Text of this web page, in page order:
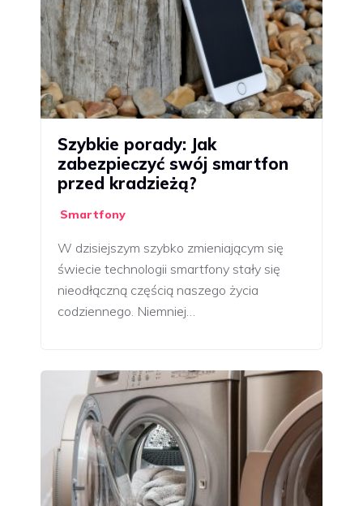
Szybkie porady: Jak
zabezpieczyć swój smartfon
przed kradzieżą?
Smartfony
W dzisiejszym szybko zmieniającym się
świecie technologii smartfony stały się
nieodłączną częścią naszego życia
codziennego. Niemniej…